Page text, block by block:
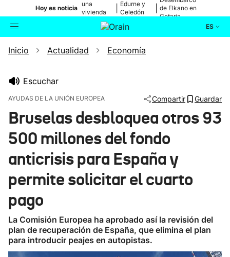
Hoy es noticia
una
vivienda
de Bilbao
Edurne y
Celedón
de Elkano en
Getaria
ES
Buscador Actualidad
Ikusmiran
Eguraldia
Inicio Actualidad Economía
Escuchar
AYUDAS DE LA UNIÓN EUROPEA Compartir Guardar
Bruselas desbloquea otros 93
500 millones del fondo
anticrisis para España y
permite solicitar el cuarto
pago
La Comisión Europea ha aprobado así la revisión del
plan de recuperación de España, que elimina el plan
para introducir peajes en autopistas.